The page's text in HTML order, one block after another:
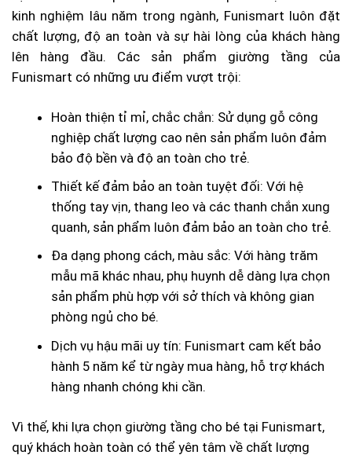
kinh nghiệm lâu năm trong ngành, Funismart luôn đặt
chất lượng, độ an toàn và sự hài lòng của khách hàng
lên hàng đầu. Các sản phẩm giường tầng của
Funismart có những ưu điểm vượt trội:
Hoàn thiện tỉ mỉ, chắc chắn: Sử dụng gỗ công
nghiệp chất lượng cao nên sản phẩm luôn đảm
bảo độ bền và độ an toàn cho trẻ.
Thiết kế đảm bảo an toàn tuyệt đối: Với hệ
thống tay vịn, thang leo và các thanh chắn xung
quanh, sản phẩm luôn đảm bảo an toàn cho trẻ.
Đa dạng phong cách, màu sắc: Với hàng trăm
mẫu mã khác nhau, phụ huynh dễ dàng lựa chọn
sản phẩm phù hợp với sở thích và không gian
phòng ngủ cho bé.
Dịch vụ hậu mãi uy tín: Funismart cam kết bảo
hành 5 năm kể từ ngày mua hàng, hỗ trợ khách
hàng nhanh chóng khi cần.
Vì thế, khi lựa chọn giường tầng cho bé tại Funismart,
quý khách hoàn toàn có thể yên tâm về chất lượng